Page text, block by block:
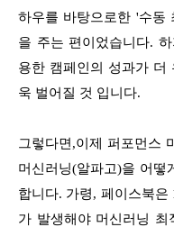
하우를 바탕으로한 '수동
을 주는 편이었습니다.
용한 캠페인의 성과가 더
욱 벌어질 것 입니다.
그렇다면,이제 퍼포먼스
머신러닝(알파고)을 어
합니다.​ 가령, 페이스북은
가 발생해야 머신러닝 최